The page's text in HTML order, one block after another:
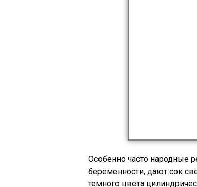
Особенно часто народные
беременности, дают сок
темного цвета